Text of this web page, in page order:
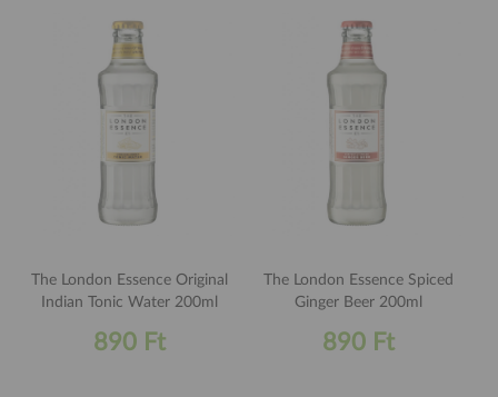
The London Essence Original
Indian Tonic Water 200ml
890 Ft
The London Essence Spiced
Ginger Beer 200ml
890 Ft